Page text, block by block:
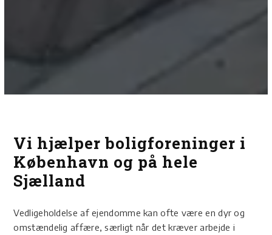
Vi hjælper boligforeninger i
København og på hele
Sjælland
Vedligeholdelse af ejendomme kan ofte være en dyr og
omstændelig affære, særligt når det kræver arbejde i